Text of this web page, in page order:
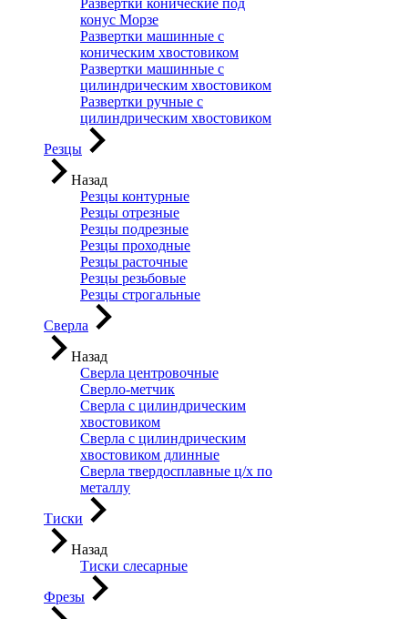
Развертки конические под
конус Морзе
Развертки машинные с
коническим хвостовиком
Развертки машинные с
цилиндрическим хвостовиком
Развертки ручные с
цилиндрическим хвостовиком
Резцы
Назад
Резцы контурные
Резцы отрезные
Резцы подрезные
Резцы проходные
Резцы расточные
Резцы резьбовые
Резцы строгальные
Сверла
Назад
Сверла центровочные
Сверло-метчик
Сверла с цилиндрическим
хвостовиком
Сверла с цилиндрическим
хвостовиком длинные
Сверла твердосплавные ц/х по
металлу
Тиски
Назад
Тиски слесарные
Фрезы